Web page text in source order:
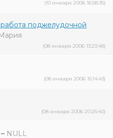
(10 января 2006 16:58:35)
поджелудочной
(08 января 2006 13:23:48)
(08 января 2006 15:14:43)
(08 января 2006 20:25:40)
– NULL